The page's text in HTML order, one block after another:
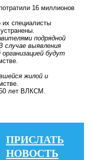
16 миллионов
их специалисты
подрядной
случае выявления
будут
жилой и
лет ВЛКСМ.
ПРИСЛАТЬ
НОВОСТЬ